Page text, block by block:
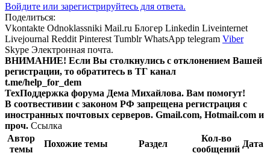
Войдите или зарегистрируйтесь для ответа.
Поделиться:
Vkontakte Odnoklassniki Mail.ru Блогер Linkedin Liveinternet
Livejournal Reddit Pinterest Tumblr WhatsApp telegram Viber
Skype Электронная почта.
ВНИМАНИЕ! Ecли Вы столкнулись с отклонением Вашей
регистрации, то обратитесь в ТГ канал
t.me/help_for_dem
ТехПоддержка форума Дема Михайлова. Вам помогут!
В соотвестивии с законом РФ запрещена регистрация с
иностранных почтовых серверов. Gmail.com, Hotmail.com и
проч. Ссылка
Автор
темы
Похожие темы Раздел
Кол-во
сообщений
Дата